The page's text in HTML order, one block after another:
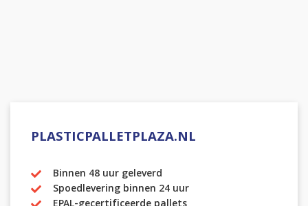
PLASTICPALLETPLAZA.NL
Binnen 48 uur geleverd
Spoedlevering binnen 24 uur